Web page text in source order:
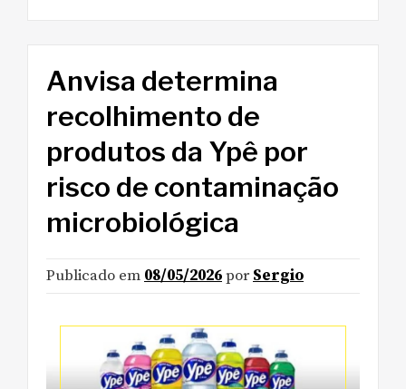
Anvisa determina
recolhimento de
produtos da Ypê por
risco de contaminação
microbiológica
Publicado em 08/05/2026por Sergio